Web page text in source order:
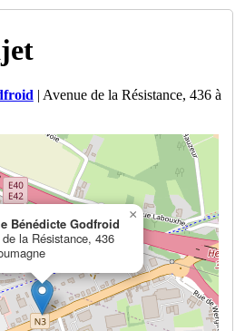
| Avenue de la Résistance, 436 à
Bénédicte Godfroid
la Résistance, 436
×